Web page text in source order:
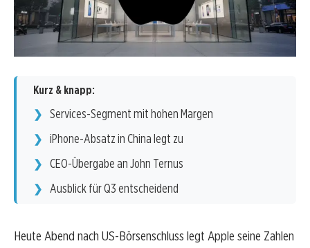
Kurz & knapp:
Services-Segment mit hohen Margen
iPhone-Absatz in China legt zu
CEO-Übergabe an John Ternus
Ausblick für Q3 entscheidend
Heute Abend nach US-Börsenschluss legt Apple seine Zahlen